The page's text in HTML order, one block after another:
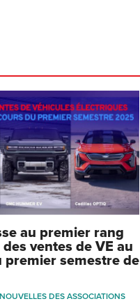
au premier rang
ventes de VE au
premier semestre de
NOUVELLES DES ASSOCIATIONS